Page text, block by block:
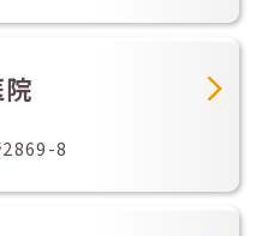
2869-8